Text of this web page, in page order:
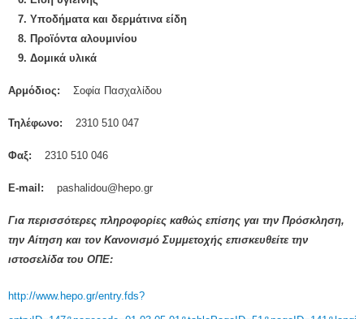
7. Υποδήματα και δερμάτινα είδη
8. Προϊόντα αλουμινίου
9. Δομικά υλικά
Αρμόδιος: Σοφία Πασχαλίδου
Τηλέφωνο: 2310 510 047
Φαξ: 2310 510 046
Ε-mail: pashalidou@hepo.gr
Για περισσότερες πληροφορίες καθώς επίσης γαι την Πρόσκληση,
την Αίτηση και τον Κανονισμό Συμμετοχής επισκευθείτε την
ιστοσελίδα του ΟΠΕ:
http://www.hepo.gr/entry.fds?